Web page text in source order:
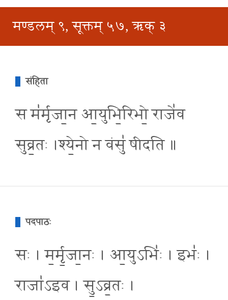
मण्डलम् ९, सूक्तम् ५७, ऋक् ३
संहिता
स म॑र्मृजा॒न आ॒युभि॒रिभो॒ राजे॑व
सुव्र॒तः ।श्ये॒नो न वंसु॑ षीदति ॥
पदपाठः
सः । म॒र्मृ॒जा॒नः । आ॒युऽभिः॑ । इभः॑ ।
राजा॑ऽइव । सु॒ऽव्र॒तः ।